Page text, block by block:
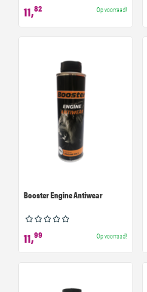
11,82 Op voorraad!
Booster Engine Antiwear
11,99 Op voorraad!